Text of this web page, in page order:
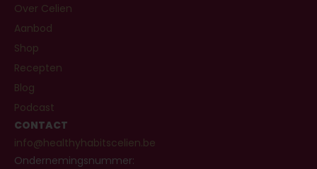
Over Celien
Aanbod
Shop
Recepten
Blog
Podcast
CONTACT
info@healthyhabitscelien.be
Ondernemingsnummer: